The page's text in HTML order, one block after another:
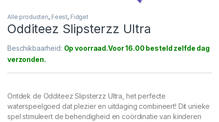
Alle producten, Feest, Fidget
Odditeez Slipsterzz Ultra
Beschikbaarheid: Op voorraad
Ontdek de Odditeez Slipsterzz Ultra, het perfecte
waterspeelgoed dat plezier en uitdaging combineert! Dit unieke
spel stimuleert de behendigheid en coördinatie van kinderen